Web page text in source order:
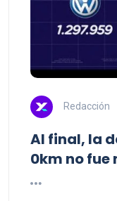
Redacción
Al final, la
0km no fue